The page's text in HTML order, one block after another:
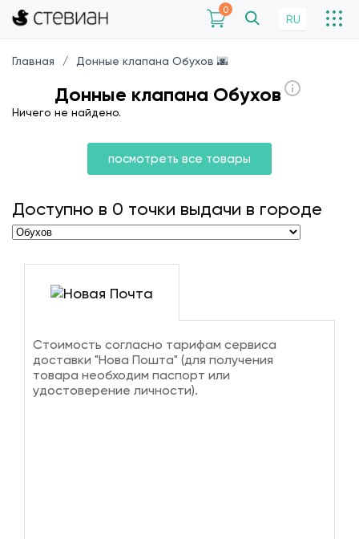
0
RU
Главная Донные клапана Обухов 🌆
Донные клапана Обухов
Ничего не найдено.
посмотреть все товары
Доступно в 0 точки выдачи в городе
Стоимость согласно тарифам сервиса
доставки "Нова Пошта" (для получения
товара необходим паспорт или
удостоверение личности).